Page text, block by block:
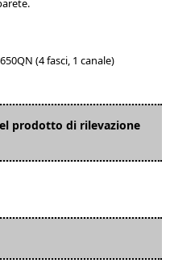
prodotto di rilevazione